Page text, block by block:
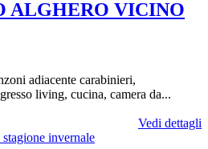
ALGHERO VICINO
adiacente carabinieri,
living, cucina, camera da...
Vedi dettagli